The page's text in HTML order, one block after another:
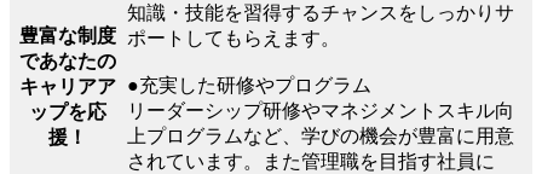
豊富な制度
であなたの
キャリアア
ップを応
援！
知識・技能を習得するチャンスをしっかりサ
ポートしてもらえます。
●充実した研修やプログラム
リーダーシップ研修やマネジメントスキル向
上プログラムなど、学びの機会が豊富に用意
されています。また管理職を目指す社員に